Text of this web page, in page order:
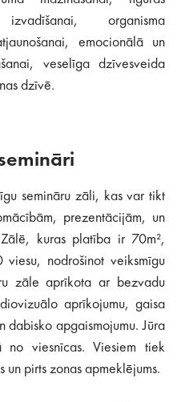
organisma
emocionālā un
veselīga dzīvesveida
dzīvē.
semināru zāli, kas var tikt
prezentācijām, un
kuras platība ir 70m²,
nodrošinot veiksmīgu
zāle aprīkota ar bezvadu
aprīkojumu, gaisa
dabisko apgaismojumu. Jūra
viesnīcas. Viesiem tiek
un pirts zonas apmeklējums.